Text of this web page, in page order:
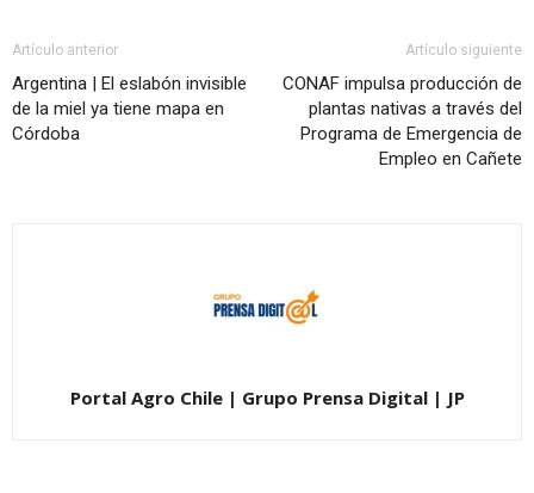
Artículo anterior
Argentina | El eslabón invisible
de la miel ya tiene mapa en
Córdoba
Artículo siguiente
CONAF impulsa producción de
plantas nativas a través del
Programa de Emergencia de
Empleo en Cañete
Portal Agro Chile | Grupo Prensa Digital | JP